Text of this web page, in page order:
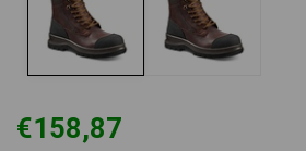
€158,87